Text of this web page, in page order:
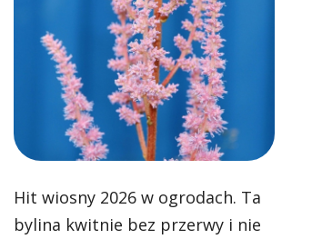
Hit wiosny 2026 w ogrodach. Ta
bylina kwitnie bez przerwy i nie